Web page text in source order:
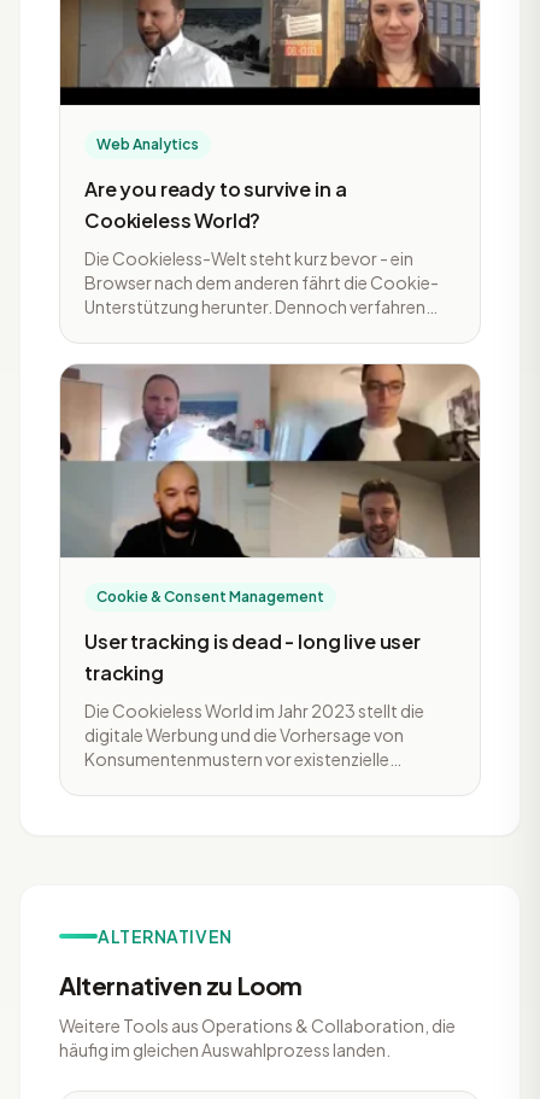
Web Analytics
Are you ready to survive in a
Cookieless World?
Die Cookieless-Welt steht kurz bevor - ein
Browser nach dem anderen fährt die Cookie-
Unterstützung herunter. Dennoch verfahren
erfährst du mehr zu Strategien in einer solchen
cookielosen Welt und wie man sich mit einer
ganzheitlichen Commerce Experience Cloud
von der Konkurrenz abheben kann.
Cookie & Consent Management
User tracking is dead - long live user
tracking
Die Cookieless World im Jahr 2023 stellt die
digitale Werbung und die Vorhersage von
Konsumentenmustern vor existenzielle
Lynes Herrmann, Nils Weber und Tim Grasser
Practices auf.
ALTERNATIVEN
Alternativen zu Loom
Weitere Tools aus Operations & Collaboration, die
häufig im gleichen Auswahlprozess landen.